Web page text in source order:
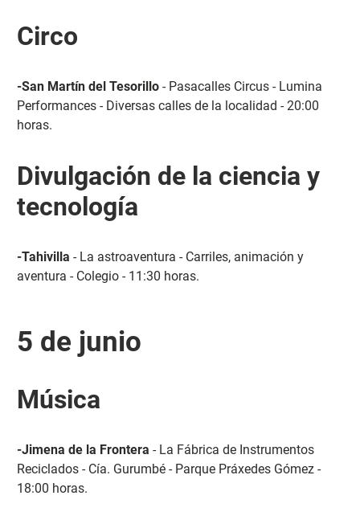
Circo
-San Martín del Tesorillo- Pasacalles Circus - Lumina
Performances - Diversas calles de la localidad - 20:00
horas.
Divulgación de la ciencia y
tecnología
-Tahivilla - La astroaventura - Carriles, animación y
aventura - Colegio - 11:30 horas.
5 de junio
Música
-Jimena de la Frontera - La Fábrica de Instrumentos
Reciclados - Cía. Gurumbé - Parque Práxedes Gómez -
18:00 horas.